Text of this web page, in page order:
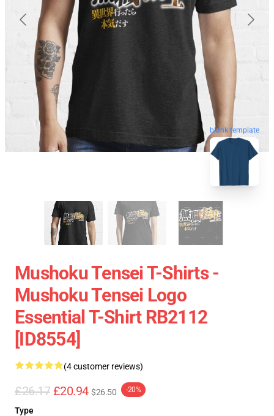
blank template
Mushoku Tensei T-Shirts -
Mushoku Tensei Logo
Essential T-Shirt RB2112
[ID8554]
(4 customer reviews)
£26.17 £20.94 $26.50 -20%
Type